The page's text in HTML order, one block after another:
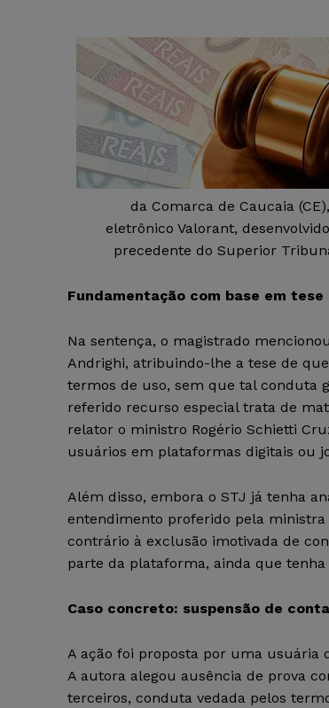
da Comarca de Caucaia
eletrônico Valorant,
precedente do Superior
Fundamentação com base em
Na sentença, o magistrado
Andrighi, atribuindo-lhe a tese de
termos de uso, sem que tal conduta
referido recurso especial trata de
relator o ministro Rogério Schietti
usuários em plataformas digitais ou
Além disso, embora o STJ já tenha
entendimento proferido pela
contrário à exclusão imotivada de
parte da plataforma, ainda que
Caso concreto: suspensão de
A ação foi proposta por uma usuária
A autora alegou ausência de prova
terceiros, conduta vedada pelos